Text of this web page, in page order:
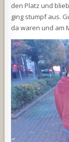
den Platz und
ging stumpf aus.
da waren und am